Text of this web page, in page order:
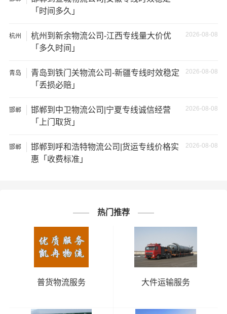
1、包裹丢失或损坏：不靠谱的物流公司可能会在运输过程
坏；
出现延误，导致你的物品无法按时送达；
务，例如不及时回复客户咨询、不提供准确的物流信息
4、安全风险：不靠谱的物流公司可能会存在安全风险，例
如不遵守运输规定、不保障货物安全等；
邯郸到江西物流线路查询
邯郸到赣州物流公司
邯郸到九江物流公司
「时间多久」
杭州 2026-08-08
杭州到新余物流公司-江西专线量大价优
「多久时间」
青岛 2026-08-08
青岛到铁门关物流公司-新疆专线时效稳定
「丢损必赔」
邯郸 2026-08-08
邯郸到中卫物流公司|宁夏专线诚信经营
「上门取货」
邯郸 2026-08-08
邯郸到呼和浩特物流公司|货运专线价格实
惠「收费标准」
热门推荐
普货物流服务 大件运输服务